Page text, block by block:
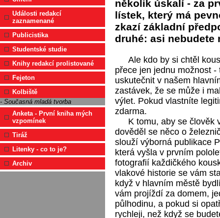
Události redakcí
zaznamenané
Publicistika
Studentské studie
Knihy redakcí prolistované
Fejeton
Kolbiště
- Současná mladá tvorba
Anketa - První kniha mých
vzpomínek
Tiráž
Litenky - co to je?
Archiv
několik úskalí - za
lístek, který má
zkazí základní
druhé: asi
Ale kdo by si chtěl
přece jen jednu možnost
uskutečnit v našem
zastávek, že se může i
výlet. Pokud vlastníte
zdarma.
K tomu, aby se člověk
dověděl se něco o
slouží výborná publikace
která vyšla v prvním
fotografií každičkého
vlakové historie se vám
když v hlavním městě
vám projíždí za domem,
půlhodinu, a pokud si
rychleji, než když se